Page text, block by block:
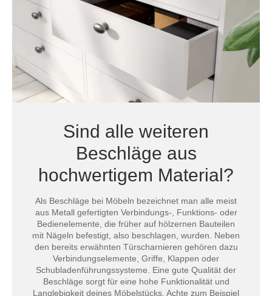
Sind alle weiteren
Beschläge aus
hochwertigem Material?
Als Beschläge bei Möbeln bezeichnet man alle meist
aus Metall gefertigten Verbindungs-, Funktions- oder
Bedienelemente, die früher auf hölzernen Bauteilen
mit Nägeln befestigt, also beschlagen, wurden. Neben
den bereits erwähnten Türscharnieren gehören dazu
Verbindungselemente, Griffe, Klappen oder
Schubladenführungssysteme. Eine gute Qualität der
Beschläge sorgt für eine hohe Funktionalität und
Langlebigkeit deines Möbelstücks. Achte zum Beispiel